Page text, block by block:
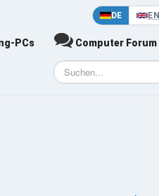
DE EN
PCs Computer Forum